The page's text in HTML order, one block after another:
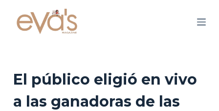
El público eligió en vivo
a las ganadoras de las